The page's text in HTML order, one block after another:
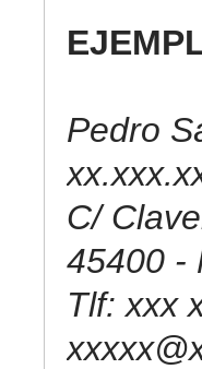
Pedro
C/
45400 -
Tlf: xxx